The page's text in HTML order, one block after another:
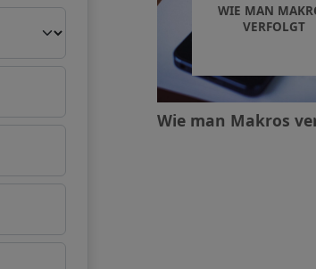
WIE MAN
VERFOLGT
Wie man Makros